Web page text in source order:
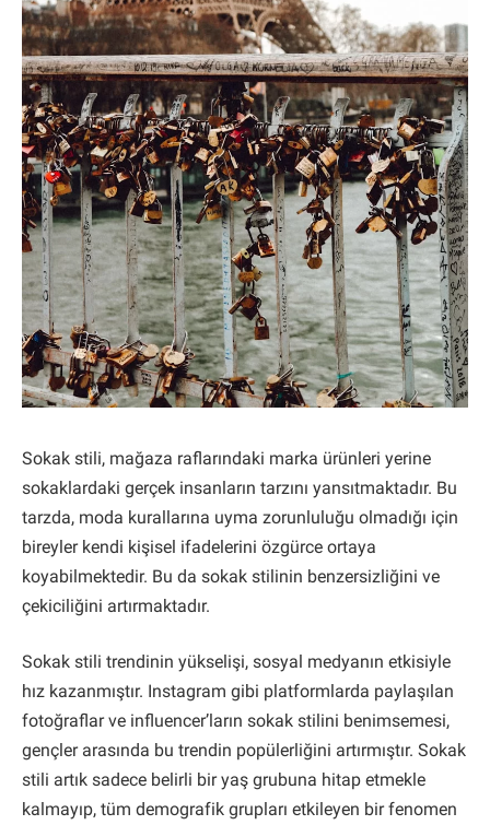
Sokak stili, mağaza raflarındaki marka ürünleri yerine
sokaklardaki gerçek insanların tarzını yansıtmaktadır. Bu
tarzda, moda kurallarına uyma zorunluluğu olmadığı için
bireyler kendi kişisel ifadelerini özgürce ortaya
koyabilmektedir. Bu da sokak stilinin benzersizliğini ve
çekiciliğini artırmaktadır.
Sokak stili trendinin yükselişi, sosyal medyanın etkisiyle
hız kazanmıştır. Instagram gibi platformlarda paylaşılan
fotoğraflar ve influencer’ların sokak stilini benimsemesi,
gençler arasında bu trendin popülerliğini artırmıştır. Sokak
stili artık sadece belirli bir yaş grubuna hitap etmekle
kalmayıp, tüm demografik grupları etkileyen bir fenomen